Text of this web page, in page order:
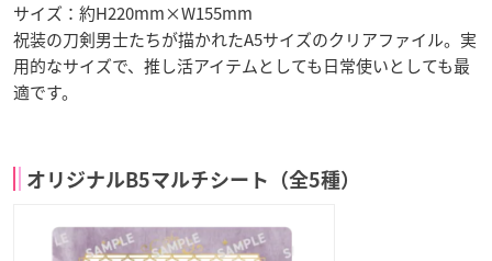
サイズ：約H220mm×W155mm
祝装の刀剣男士たちが描かれたA5サイズのクリアファイル。実
用的なサイズで、推し活アイテムとしても日常使いとしても最
適です。
オリジナルB5マルチシート（全5種）